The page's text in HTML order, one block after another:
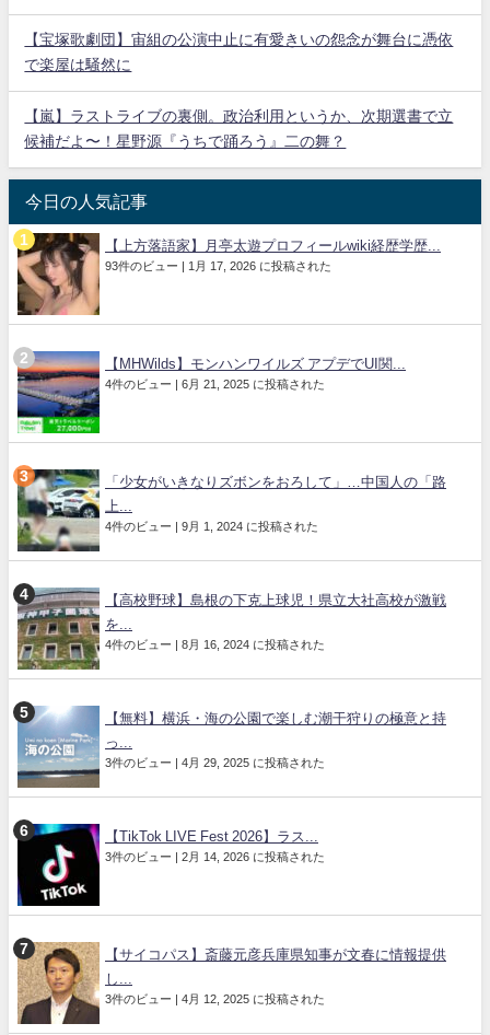
【宝塚歌劇団】宙組の公演中止に有愛きいの怨念が舞台に憑依
で楽屋は騒然に
【嵐】ラストライブの裏側。政治利用というか、次期選書で立
候補だよ〜！星野源『うちで踊ろう』二の舞？
今日の人気記事
【上方落語家】月亭太遊プロフィールwiki経歴学歴...
93件のビュー | 1月 17, 2026 に投稿された
【MHWilds】モンハンワイルズ アプデでUI関...
4件のビュー | 6月 21, 2025 に投稿された
「少女がいきなりズボンをおろして」…中国人の「路
上...
4件のビュー | 9月 1, 2024 に投稿された
【高校野球】島根の下克上球児！県立大社高校が激戦
を...
4件のビュー | 8月 16, 2024 に投稿された
【無料】横浜・海の公園で楽しむ潮干狩りの極意と持
っ...
3件のビュー | 4月 29, 2025 に投稿された
【TikTok LIVE Fest 2026】ラス...
3件のビュー | 2月 14, 2026 に投稿された
【サイコパス】斎藤元彦兵庫県知事が文春に情報提供
し...
3件のビュー | 4月 12, 2025 に投稿された